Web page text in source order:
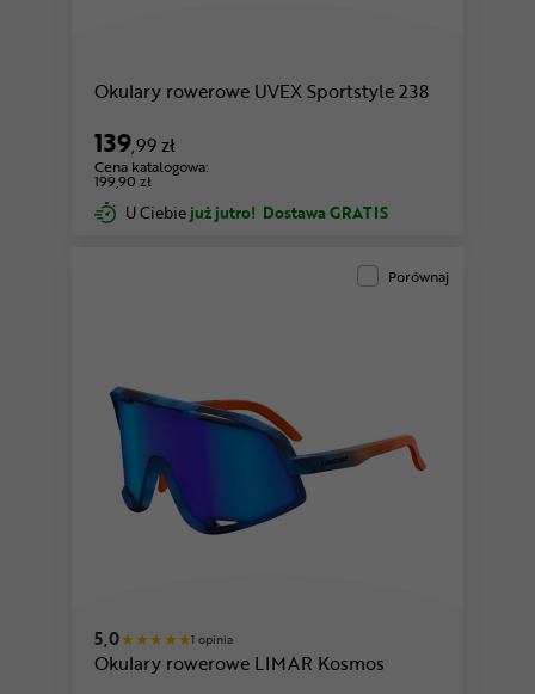
Okulary rowerowe UVEX Sportstyle 238
139,99 zł
Cena katalogowa:
199,90 zł
U Ciebie już jutro! Dostawa GRATIS
Porównaj
5,0 1 opinia
Okulary rowerowe LIMAR Kosmos